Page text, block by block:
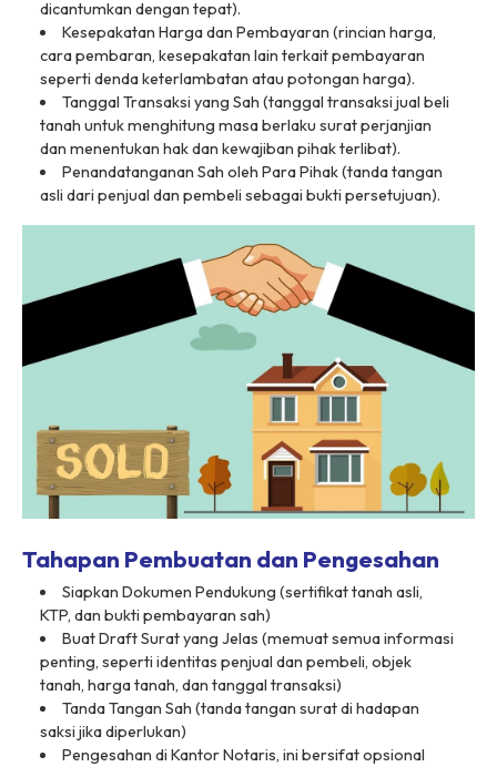
dicantumkan dengan tepat).
Kesepakatan Harga dan Pembayaran (rincian harga,
cara pembaran, kesepakatan lain terkait pembayaran
seperti denda keterlambatan atau potongan harga).
Tanggal Transaksi yang Sah (tanggal transaksi jual beli
tanah untuk menghitung masa berlaku surat perjanjian
dan menentukan hak dan kewajiban pihak terlibat).
Penandatanganan Sah oleh Para Pihak (tanda tangan
asli dari penjual dan pembeli sebagai bukti persetujuan).
Tahapan Pembuatan dan Pengesahan
Siapkan Dokumen Pendukung (sertifikat tanah asli,
KTP, dan bukti pembayaran sah)
Buat Draft Surat yang Jelas (memuat semua informasi
penting, seperti identitas penjual dan pembeli, objek
tanah, harga tanah, dan tanggal transaksi)
Tanda Tangan Sah (tanda tangan surat di hadapan
saksi jika diperlukan)
Pengesahan di Kantor Notaris, ini bersifat opsional